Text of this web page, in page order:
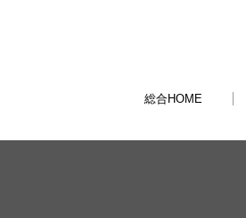
総合HOME